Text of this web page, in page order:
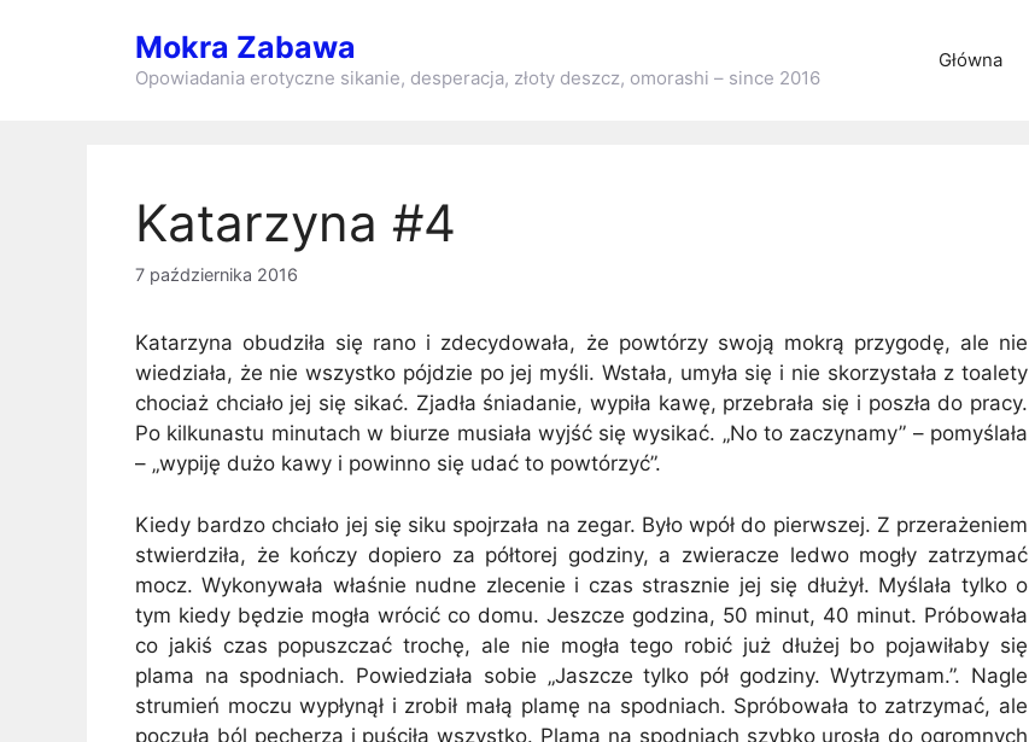
Mokra Zabawa
Opowiadania erotyczne sikanie, desperacja, złoty deszcz, omorashi – since 2016
Główna
Katarzyna #4
7 października 2016
Katarzyna obudziła się rano i zdecydowała, że powtórzy swoją mokrą przygodę, ale nie
wiedziała, że nie wszystko pójdzie po jej myśli. Wstała, umyła się i nie skorzystała z toalety
chociaż chciało jej się sikać. Zjadła śniadanie, wypiła kawę, przebrała się i poszła do pracy.
Po kilkunastu minutach w biurze musiała wyjść się wysikać. „No to zaczynamy” – pomyślała
– „wypiję dużo kawy i powinno się udać to powtórzyć”.
Kiedy bardzo chciało jej się siku spojrzała na zegar. Było wpół do pierwszej. Z przerażeniem
stwierdziła, że kończy dopiero za półtorej godziny, a zwieracze ledwo mogły zatrzymać
mocz. Wykonywała właśnie nudne zlecenie i czas strasznie jej się dłużył. Myślała tylko o
tym kiedy będzie mogła wrócić co domu. Jeszcze godzina, 50 minut, 40 minut. Próbowała
co jakiś czas popuszczać trochę, ale nie mogła tego robić już dłużej bo pojawiłaby się
plama na spodniach. Powiedziała sobie „Jaszcze tylko pół godziny. Wytrzymam.”. Nagle
strumień moczu wypłynął i zrobił małą plamę na spodniach. Spróbowała to zatrzymać, ale
poczuła ból pęcherza i puściła wszystko. Plama na spodniach szybko urosła do ogromnych